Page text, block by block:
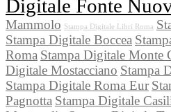
Digitale Fonte
Mammolo Stampa Digitale Libri Roma
Stampa Digitale Boccea
Roma Stampa Digitale Monte
Digitale Mostacciano Stampa
Stampa Digitale Roma Eur
Pagnotta Stampa Digitale